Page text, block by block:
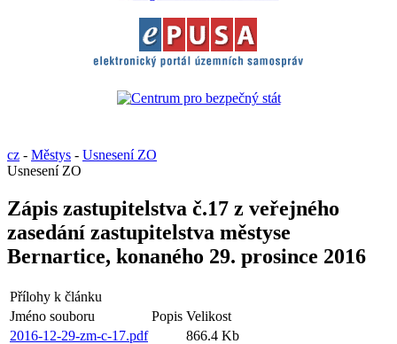
cz - Městys - Usnesení ZO
Usnesení ZO
Zápis zastupitelstva č.17 z veřejného
zasedání zastupitelstva městyse
Bernartice, konaného 29. prosince 2016
Přílohy k článku
Jméno souboru
Popis Velikost
2016-12-29-zm-c-17.pdf
866.4 Kb